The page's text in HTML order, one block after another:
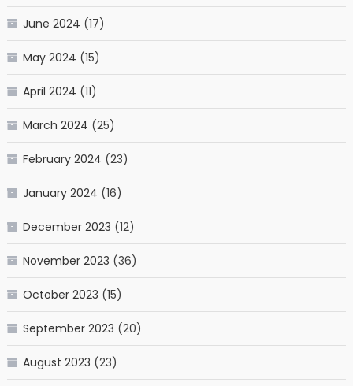
June 2024 (17)
May 2024 (15)
April 2024 (11)
March 2024 (25)
February 2024 (23)
January 2024 (16)
December 2023 (12)
November 2023 (36)
October 2023 (15)
September 2023 (20)
August 2023 (23)